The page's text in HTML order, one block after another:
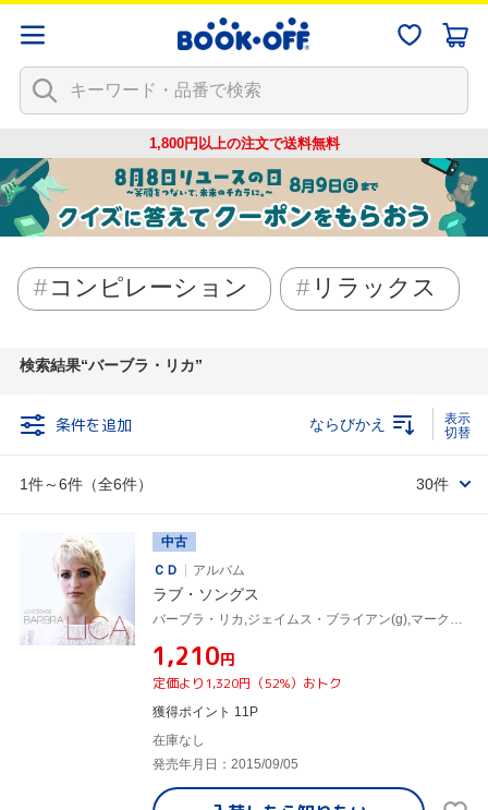
1,800円以上の注文で送料無料
コンピレーション リラックス
検索結果 バーブラ・リカ
条件を追加
1件～6件（全6件）
ならびかえ
30件
中古
ＣＤ
アルバム
ラブ・ソングス
¥1,210円
定価より1,320円（52%）おトク
獲得ポイント 11P
在庫なし
発売年月日：2015/09/05